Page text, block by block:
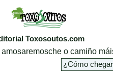
Toxosoutos.com
o camiño